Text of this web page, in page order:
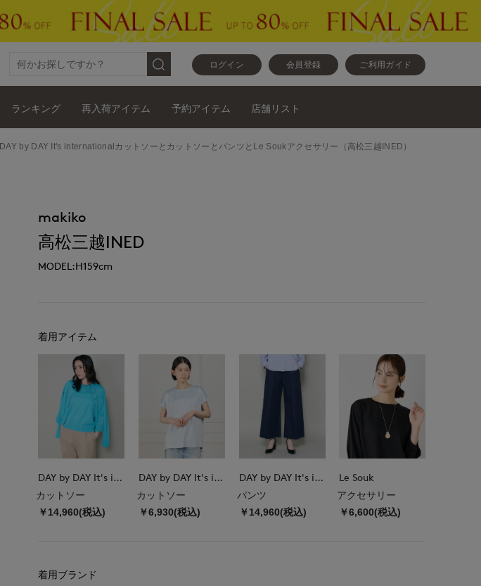
ログイン 会員登録 ご利用ガイド
ランキング 再入荷アイテム 予約アイテム 店舗リスト
DAY by DAY It's internationalカットソーとカットソーとパンツとLe Soukアクセサリー（高松三越INED）
makiko
高松三越INED
MODEL:H159cm
着用アイテム
DAY by DAY It's international
カットソー
￥14,960(税込)
DAY by DAY It's international
カットソー
￥6,930(税込)
DAY by DAY It's international
パンツ
￥14,960(税込)
Le Souk
アクセサリー
￥6,600(税込)
着用ブランド